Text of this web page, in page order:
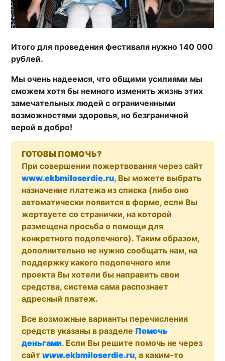
Итого для проведения фестиваля нужно 140 000
рублей.
Мы очень надеемся, что общими усилиями мы
сможем хотя бы немного изменить жизнь этих
замечательных людей с ограниченными
возможностями здоровья, но безграничной
верой в добро!
ГОТОВЫ ПОМОЧЬ?
При совершении пожертвования через сайт
www.ekbmiloserdie.ru, Вы можете выбрать
назначение платежа из списка (либо оно
автоматически появится в форме, если Вы
жертвуете со странички, на которой
размещена просьба о помощи для
конкретного подопечного). Таким образом,
дополнительно не нужно сообщать нам, на
поддержку какого подопечного или
проекта Вы хотели бы направить свои
средства, система сама распознает
адресный платеж.
Все возможные варианты перечисления
средств указаны в разделе Помочь
деньгами. Если Вы решите помочь не через
сайтwww.ekbmiloserdie.ru, а каким-то